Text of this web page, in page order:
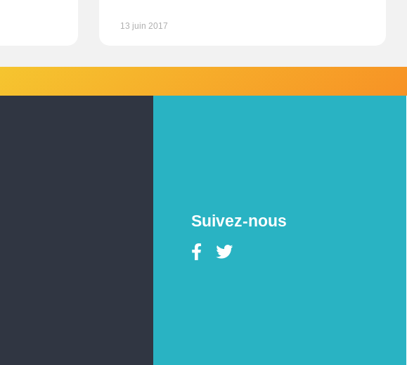
13 juin 2017
Suivez-nous